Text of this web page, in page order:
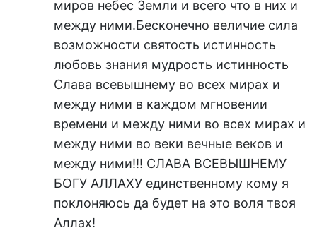
миров небес Земли и всего что в них и
между ними.Бесконечно величие сила
возможности святость истинность
любовь знания мудрость истинность
Слава всевышнему во всех мирах и
между ними в каждом мгновении
времени и между ними во всех мирах и
между ними во веки вечные веков и
между ними!!! СЛАВА ВСЕВЫШНЕМУ
БОГУ АЛЛАХУ единственному кому я
поклоняюсь да будет на это воля твоя
Аллах!